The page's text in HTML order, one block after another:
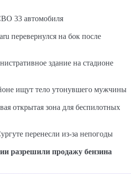
33 автомобиля
перевернулся на бок после
здание на стадионе
ищут тело утонувшего мужчины
открытая зона для беспилотных
перенесли из-за непогоды
разрешили продажу бензина